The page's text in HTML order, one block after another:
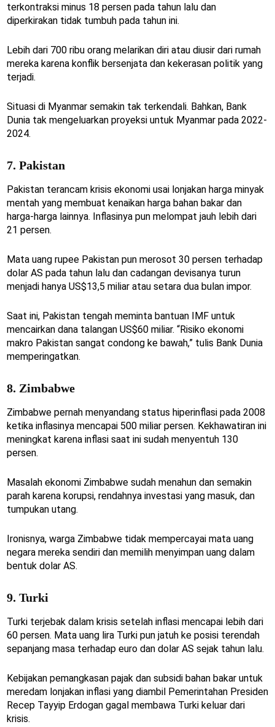
terkontraksi minus 18 persen pada tahun lalu dan
diperkirakan tidak tumbuh pada tahun ini.
Lebih dari 700 ribu orang melarikan diri atau diusir dari rumah
mereka karena konflik bersenjata dan kekerasan politik yang
terjadi.
Situasi di Myanmar semakin tak terkendali. Bahkan, Bank
Dunia tak mengeluarkan proyeksi untuk Myanmar pada 2022-
2024.
7. Pakistan
Pakistan terancam krisis ekonomi usai lonjakan harga minyak
mentah yang membuat kenaikan harga bahan bakar dan
harga-harga lainnya. Inflasinya pun melompat jauh lebih dari
21 persen.
Mata uang rupee Pakistan pun merosot 30 persen terhadap
dolar AS pada tahun lalu dan cadangan devisanya turun
menjadi hanya US$13,5 miliar atau setara dua bulan impor.
Saat ini, Pakistan tengah meminta bantuan IMF untuk
mencairkan dana talangan US$60 miliar. “Risiko ekonomi
makro Pakistan sangat condong ke bawah,” tulis Bank Dunia
memperingatkan.
8. Zimbabwe
Zimbabwe pernah menyandang status hiperinflasi pada 2008
ketika inflasinya mencapai 500 miliar persen. Kekhawatiran ini
meningkat karena inflasi saat ini sudah menyentuh 130
persen.
Masalah ekonomi Zimbabwe sudah menahun dan semakin
parah karena korupsi, rendahnya investasi yang masuk, dan
tumpukan utang.
Ironisnya, warga Zimbabwe tidak mempercayai mata uang
negara mereka sendiri dan memilih menyimpan uang dalam
bentuk dolar AS.
9. Turki
Turki terjebak dalam krisis setelah inflasi mencapai lebih dari
60 persen. Mata uang lira Turki pun jatuh ke posisi terendah
sepanjang masa terhadap euro dan dolar AS sejak tahun lalu.
Kebijakan pemangkasan pajak dan subsidi bahan bakar untuk
meredam lonjakan inflasi yang diambil Pemerintahan Presiden
Recep Tayyip Erdogan gagal membawa Turki keluar dari
krisis.